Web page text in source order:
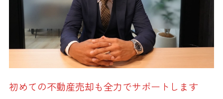
初めての不動産売却も全力でサポートします